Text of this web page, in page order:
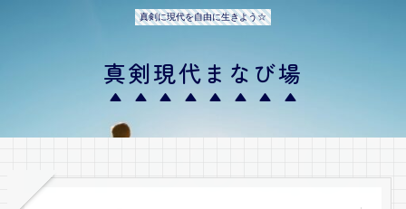
真剣に現代を自由に生きよう☆
真剣現代まなび場